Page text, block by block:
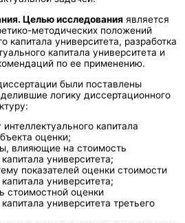
Целью исследования является
методических положений
капитала университета, разработка
капитала университета и
по ее применению.
были поставлены
логику диссертационного
капитала
оценки;
влияющие на стоимость
университета;
показателей оценки стоимости
университета;
стоимостной оценки
университета третьего